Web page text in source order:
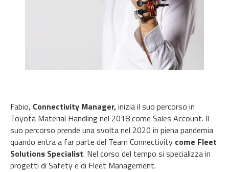
Fabio, Connectivity Manager,inizia il suo percorso in
Toyota Material Handling nel 2018 come Sales Account. Il
suo percorso prende una svolta nel 2020 in piena pandemia
quando entra a far parte del Team Connectivity come Fleet
Solutions Specialist. Nel corso del tempo si specializza in
progetti di Safety e di Fleet Management.